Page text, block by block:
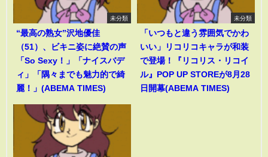
未分類
“最高の熟女”沢地優佳
（51）、ビキニ姿に絶賛の声
「So Sexy！」「ナイスバデ
ィ」「隅々までも魅力的で綺
麗！」(ABEMA TIMES)
未分類
「いつもと違う雰囲気でかわ
いい」リコリコキャラが和装
で登場！『リコリス・リコイ
ル』POP UP STOREが8月28
日開幕(ABEMA TIMES)